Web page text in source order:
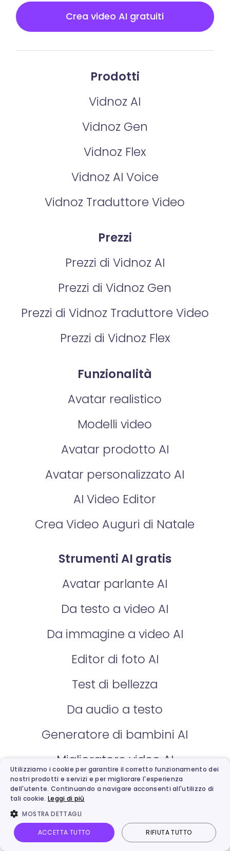
Home Le mie creazioni Video AI Immagine AI
Crea video AI gratuiti
Prodotti
Vidnoz AI
Vidnoz Gen
Vidnoz Flex
Vidnoz AI Voice
Vidnoz Traduttore Video
Prezzi
Prezzi di Vidnoz AI
Prezzi di Vidnoz Gen
Prezzi di Vidnoz Traduttore Video
Prezzi di Vidnoz Flex
Funzionalità
Avatar realistico
Modelli video
Avatar prodotto AI
Avatar personalizzato AI
AI Video Editor
Crea Video Auguri di Natale
Strumenti AI gratis
Avatar parlante AI
Da testo a video AI
Da immagine a video AI
Editor di foto AI
Test di bellezza
Da audio a testo
Generatore di bambini AI
Miglioratore video AI
Foto danzanti AI
Doppiaggio video AI
Generatore di script AI
Utilizziamo i cookie per garantire il corretto funzionamento dei
nostri prodotti e servizi e per migliorare l'esperienza
dell'utente. Continuando a navigare acconsenti all'utilizzo di
tali cookie. Leggi di più
MOSTRA DETTAGLI
ACCETTA TUTTO RIFIUTA TUTTO